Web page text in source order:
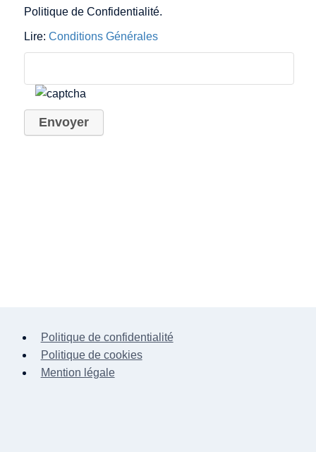
Politique de Confidentialité.
Lire: Conditions Générales
Politique de confidentialité
Politique de cookies
Mention légale